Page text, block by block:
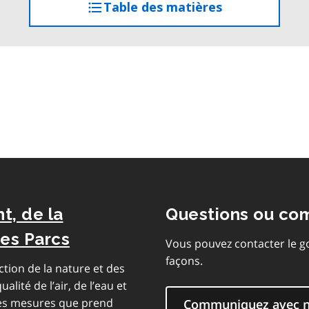
Table des matièresaccéder
à
de la
Parcs
de la nature et des
de l’air, de l’eau et
mesures que prend
Questions ou
Vous pouvez contacter le
façons.
Communiquez avec